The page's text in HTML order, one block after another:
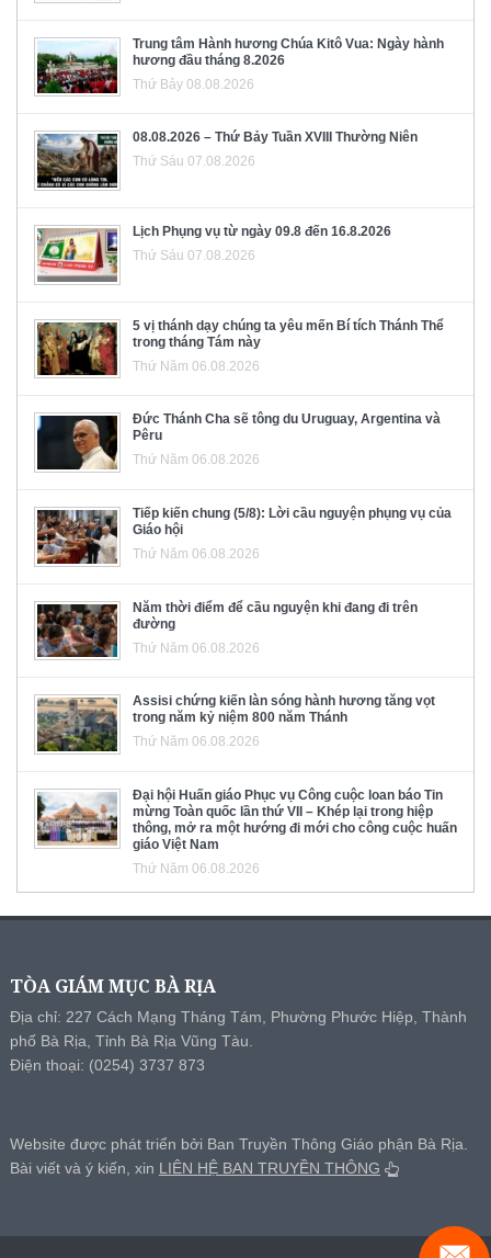
Trung tâm Hành hương Chúa Kitô Vua: Ngày hành
hương đầu tháng 8.2026
Thứ Bảy 08.08.2026
08.08.2026 – Thứ Bảy Tuần XVIII Thường Niên
Thứ Sáu 07.08.2026
Lịch Phụng vụ từ ngày 09.8 đến 16.8.2026
Thứ Sáu 07.08.2026
5 vị thánh dạy chúng ta yêu mến Bí tích Thánh Thể
trong tháng Tám này
Thứ Năm 06.08.2026
Đức Thánh Cha sẽ tông du Uruguay, Argentina và
Pêru
Thứ Năm 06.08.2026
Tiếp kiến chung (5/8): Lời cầu nguyện phụng vụ của
Giáo hội
Thứ Năm 06.08.2026
Năm thời điểm để cầu nguyện khi đang đi trên
đường
Thứ Năm 06.08.2026
Assisi chứng kiến làn sóng hành hương tăng vọt
trong năm kỷ niệm 800 năm Thánh
Thứ Năm 06.08.2026
Đại hội Huấn giáo Phục vụ Công cuộc loan báo Tin
mừng Toàn quốc lần thứ VII – Khép lại trong hiệp
thông, mở ra một hướng đi mới cho công cuộc huấn
giáo Việt Nam
Thứ Năm 06.08.2026
TÒA GIÁM MỤC BÀ RỊA
Địa chỉ: 227 Cách Mạng Tháng Tám, Phường Phước Hiệp, Thành
phố Bà Rịa, Tỉnh Bà Rịa Vũng Tàu.
Điện thoại: (0254) 3737 873
Website được phát triển bởi Ban Truyền Thông Giáo phận Bà Rịa.
Bài viết và ý kiến, xin LIÊN HỆ BAN TRUYỀN THÔNG